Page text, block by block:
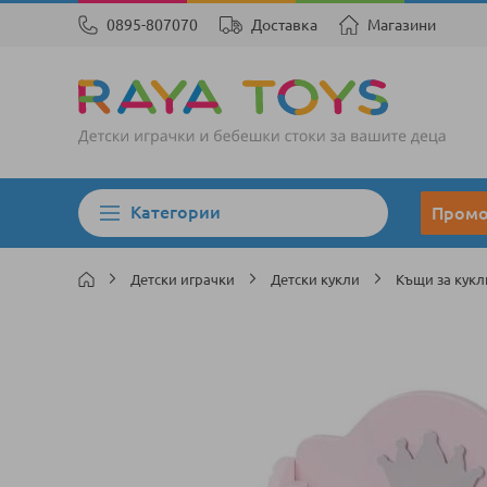
0895-807070 Доставка Магазини
Категории
Детски играчки Детски кукли Къщи за